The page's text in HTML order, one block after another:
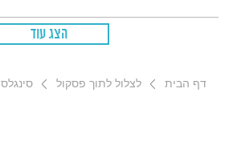
הצג עוד
דף הבית לצלול לתוך פסקול סינגלס